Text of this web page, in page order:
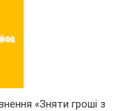
«Зняти гроші з